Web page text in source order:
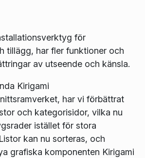
för
tillägg, har fler funktioner och
av utseende och känsla.
Kirigami
har vi förbättrat
och kategorisidor, vilka nu
istället för stora
kan nu sorteras, och
grafiska komponenten Kirigami